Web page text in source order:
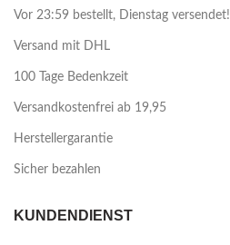
Vor 23:59 bestellt, Dienstag versendet!
Versand mit DHL
100 Tage Bedenkzeit
Versandkostenfrei ab 19,95
Herstellergarantie
Sicher bezahlen
KUNDENDIENST